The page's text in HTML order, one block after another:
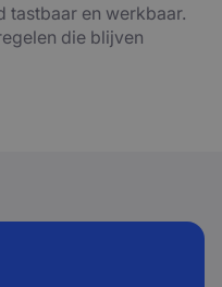
tastbaar en werkbaar.
die blijven